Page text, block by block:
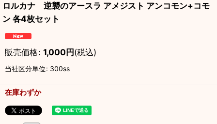
ロルカナ 逆襲のアースラ アメジスト アンコモン+コモ
ン 各4枚セット
販売価格: 1,000円(税込)
当社区分単位: 300ss
在庫わずか